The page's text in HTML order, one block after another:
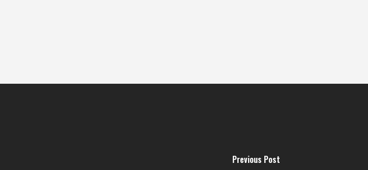
Previous Post